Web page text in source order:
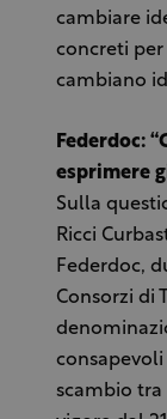
cambiare
concreti
cambiano
Federdoc:
esprimere
Sulla
Ricci
Federdoc,
Consorzi di
consapevoli
scambio tra